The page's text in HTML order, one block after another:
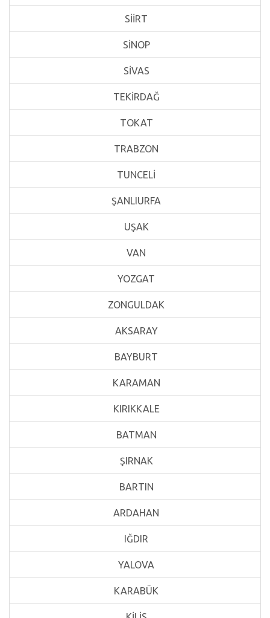
SİİRT
SİNOP
SİVAS
TEKİRDAĞ
TOKAT
TRABZON
TUNCELİ
ŞANLIURFA
UŞAK
VAN
YOZGAT
ZONGULDAK
AKSARAY
BAYBURT
KARAMAN
KIRIKKALE
BATMAN
ŞIRNAK
BARTIN
ARDAHAN
IĞDIR
YALOVA
KARABÜK